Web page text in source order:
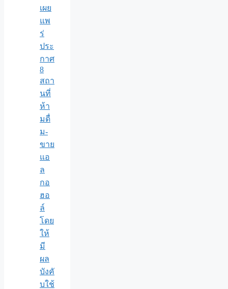
เผย
แพ
ร่
ประ
กาศ
8
สถา
นที่
ห้า
มดื่
ม-
ขาย
แอ
ล
กอ
ฮอ
ล์
โดย
ให้
มี
ผล
บังคั
บใช้